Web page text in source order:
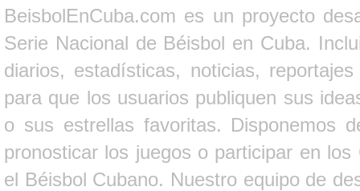
BeisbolEnCuba.com es un proyecto
Serie Nacional de Béisbol en Cuba.
diarios, estadísticas, noticias,
para que los usuarios publiquen sus
o sus estrellas favoritas. Disponemos
pronosticar los juegos o participar en
el Béisbol Cubano. Nuestro equipo de